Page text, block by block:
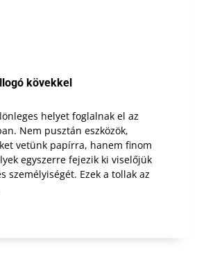
kövekkel
helyet foglalnak el az
Nem pusztán eszközök,
vetünk papírra, hanem finom
egyszerre fejezik ki viselőjük
személyiségét. Ezek a tollak az